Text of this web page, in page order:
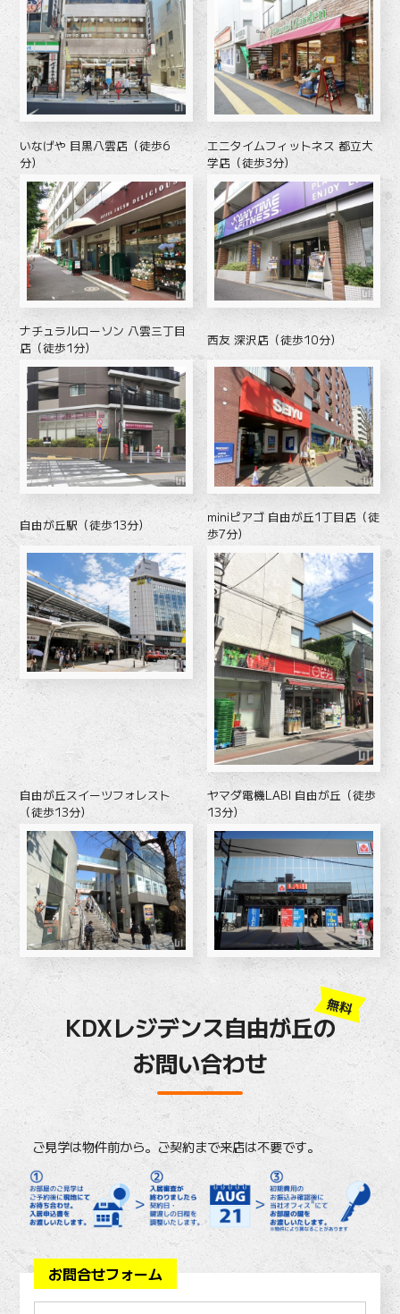
いなげや 目黒八雲店（徒歩6
分）
エニタイムフィットネス 都立大
学店（徒歩3分）
ナチュラルローソン 八雲三丁目
店（徒歩1分）
西友 深沢店（徒歩10分）
自由が丘駅（徒歩13分）
miniピアゴ 自由が丘1丁目店（徒
歩7分）
自由が丘スイーツフォレスト
（徒歩13分）
ヤマダ電機LABI 自由が丘（徒歩
13分）
KDXレジデンス自由が丘の
お問い合わせ
無料
ご見学は物件前から。ご契約まで来店は不要です。
お問合せフォーム